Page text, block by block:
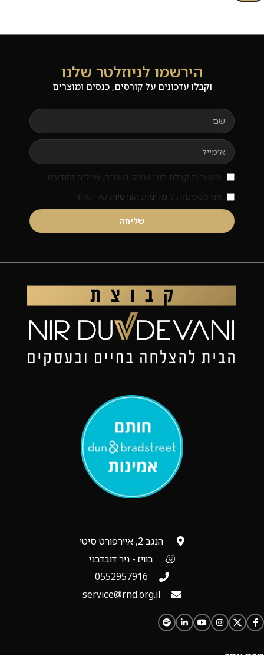
הירשמו לניוזלטר שלנו
וקבלו עדכונים על קורסים, כנסים ומוצרים
מאשר/ת קבלת תוכן שיווק בשיחה, מיילים והודעות.
אני מסכים/ה ל מדיניות הפרטיות של האתר
שליחה
הנגב 2, איירפורט סיטי
בוויז - ניר דובדבני
0552957916
service@rnd.org.il